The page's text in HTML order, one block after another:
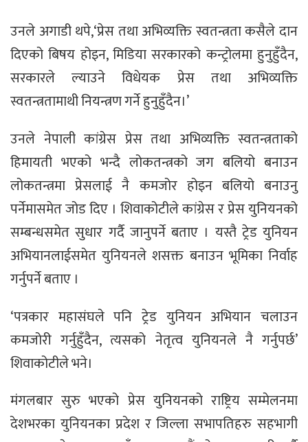
उनले अगाडी थपे,‘प्रेस तथा अभिव्यक्ति स्वतन्त्रता कसैले दान
दिएको बिषय होइन, मिडिया सरकारको कन्ट्रोलमा हुनुहुँदैन,
सरकारले ल्याउने विधेयक प्रेस तथा अभिव्यक्ति
स्वतन्त्रतामाथी नियन्त्रण गर्ने हुनुहुँदैन।’
उनले नेपाली कांग्रेस प्रेस तथा अभिव्यक्ति स्वतन्त्रताको
हिमायती भएको भन्दै लोकतन्त्रको जग बलियो बनाउन
लोकतन्त्रमा प्रेसलाई नै कमजोर होइन बलियो बनाउनु
पर्नेमासमेत जोड दिए । शिवाकोटीले कांग्रेस र प्रेस युनियनको
सम्बन्धसमेत सुधार गर्दै जानुपर्ने बताए । यस्तै ट्रेड युनियन
अभियानलाईसमेत युनियनले शसक्त बनाउन भूमिका निर्वाह
गर्नुपर्ने बताए ।
‘पत्रकार महासंघले पनि ट्रेड युनियन अभियान चलाउन
कमजोरी गर्नुहुँदैन, त्यसको नेतृत्व युनियनले नै गर्नुपर्छ’
शिवाकोटीले भने।
मंगलबार सुरु भएको प्रेस युनियनको राष्ट्रिय सम्मेलनमा
देशभरका युनियनका प्रदेश र जिल्ला सभापतिहरु सहभागी